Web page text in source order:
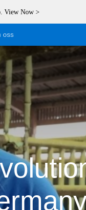
View Now >
oss